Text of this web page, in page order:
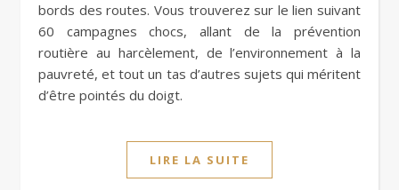
bords des routes. Vous trouverez sur le lien suivant
60 campagnes chocs, allant de la prévention
routière au harcèlement, de l’environnement à la
pauvreté, et tout un tas d’autres sujets qui méritent
d’être pointés du doigt.
LIRE LA SUITE